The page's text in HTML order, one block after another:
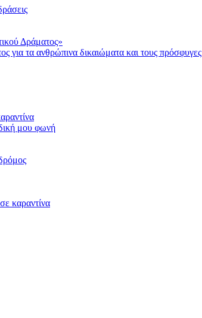
Δράματος»
για τα ανθρώπινα δικαιώματα και τους πρόσφυγες
μου φωνή
καραντίνα